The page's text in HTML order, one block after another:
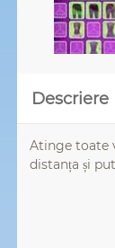
Descriere
Atinge toate
distanța și